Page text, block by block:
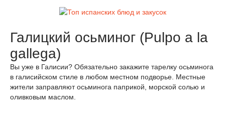
Галицкий осьминог (Pulpo a la
gallega)
Вы уже в Галисии? Обязательно закажите тарелку осьминога
в галисийском стиле в любом местном подворье. Местные
жители заправляют осьминога паприкой, морской солью и
оливковым маслом.